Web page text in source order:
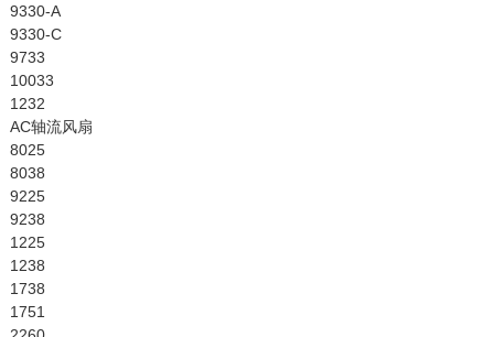
9330-A
9330-C
9733
10033
1232
AC轴流风扇
8025
8038
9225
9238
1225
1238
1738
1751